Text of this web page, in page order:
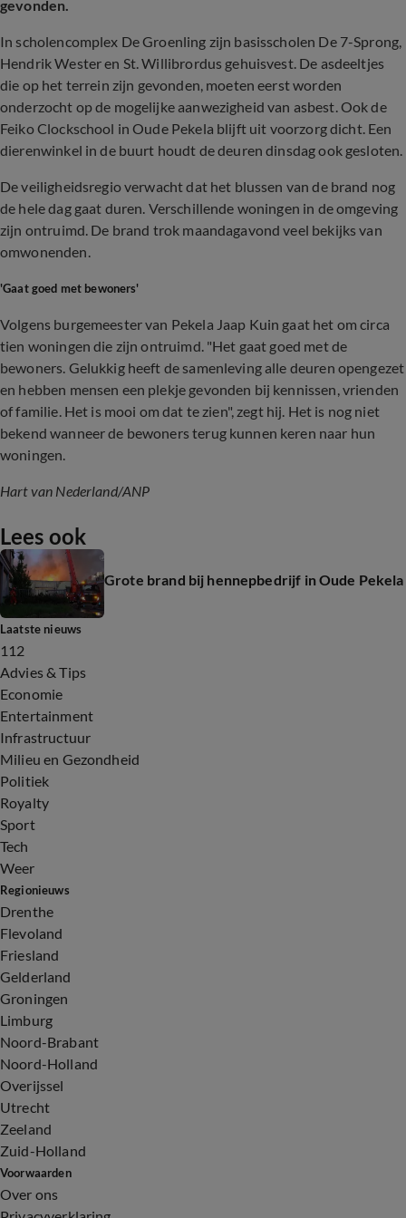
gevonden.
In scholencomplex De Groenling zijn basisscholen De 7-Sprong,
Hendrik Wester en St. Willibrordus gehuisvest. De asdeeltjes
die op het terrein zijn gevonden, moeten eerst worden
onderzocht op de mogelijke aanwezigheid van asbest. Ook de
Feiko Clockschool in Oude Pekela blijft uit voorzorg dicht. Een
dierenwinkel in de buurt houdt de deuren dinsdag ook gesloten.
De veiligheidsregio verwacht dat het blussen van de brand nog
de hele dag gaat duren. Verschillende woningen in de omgeving
zijn ontruimd. De brand trok maandagavond veel bekijks van
omwonenden.
'Gaat goed met bewoners'
Volgens burgemeester van Pekela Jaap Kuin gaat het om circa
tien woningen die zijn ontruimd. "Het gaat goed met de
bewoners. Gelukkig heeft de samenleving alle deuren opengezet
en hebben mensen een plekje gevonden bij kennissen, vrienden
of familie. Het is mooi om dat te zien", zegt hij. Het is nog niet
bekend wanneer de bewoners terug kunnen keren naar hun
woningen.
Hart van Nederland/ANP
Lees ook
Grote brand bij hennepbedrijf in Oude Pekela
Laatste nieuws
112
Advies & Tips
Economie
Entertainment
Infrastructuur
Milieu en Gezondheid
Politiek
Royalty
Sport
Tech
Weer
Regionieuws
Drenthe
Flevoland
Friesland
Gelderland
Groningen
Limburg
Noord-Brabant
Noord-Holland
Overijssel
Utrecht
Zeeland
Zuid-Holland
Voorwaarden
Over ons